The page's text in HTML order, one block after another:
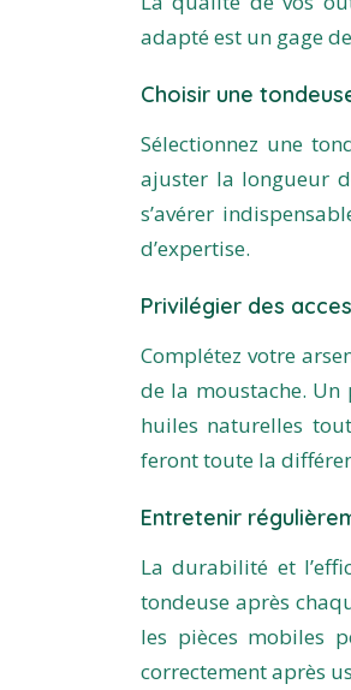
adapté est un gage
Choisir une
Sélectionnez une
ajuster la longueur
s’avérer
d’expertise.
Privilégier des
Complétez votre
de la moustache.
huiles naturelles
feront toute la
Entretenir
La durabilité et
tondeuse après
les pièces mobiles
correctement après